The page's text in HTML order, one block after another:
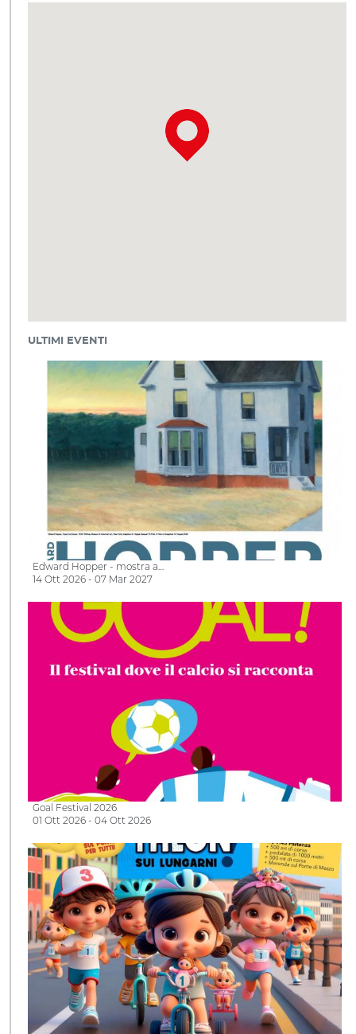
ULTIMI EVENTI
Edward Hopper - mostra a…
14 Ott 2026 - 07 Mar 2027
Goal Festival 2026
01 Ott 2026 - 04 Ott 2026